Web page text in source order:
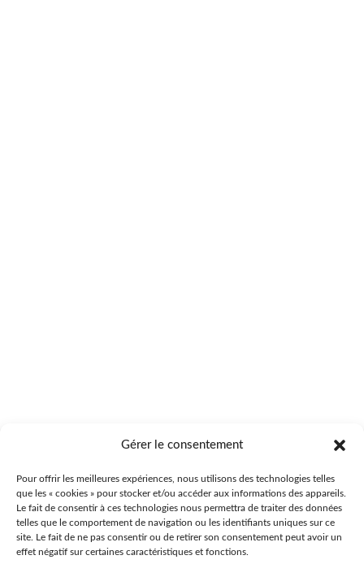
Gérer le consentement
Pour offrir les meilleures expériences, nous utilisons des technologies telles
que les « cookies » pour stocker et/ou accéder aux informations des appareils.
Le fait de consentir à ces technologies nous permettra de traiter des données
telles que le comportement de navigation ou les identifiants uniques sur ce
site. Le fait de ne pas consentir ou de retirer son consentement peut avoir un
effet négatif sur certaines caractéristiques et fonctions.